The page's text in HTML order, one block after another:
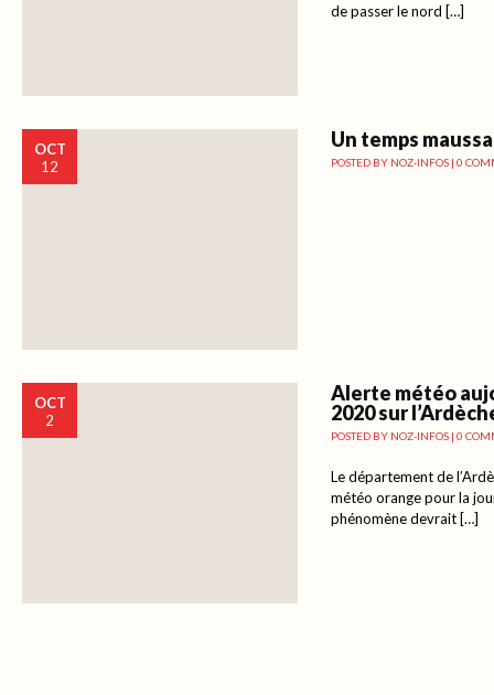
de passer le nord […]
OCT
12
Un temps
POSTED BY NOZ-INFOS | 0
OCT
2
Alerte météo
2020 sur
POSTED BY NOZ-INFOS | 0
Le département de
météo orange pour la
phénomène devrait […]